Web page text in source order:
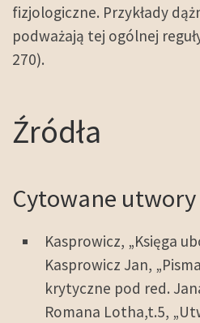
fizjologiczne. Przykłady
podważają tej ogólnej
270).
Źródła
Cytowane utwory
Kasprowicz, „Księga
Kasprowicz Jan,
krytyczne pod red.
Romana Lotha,t.5,